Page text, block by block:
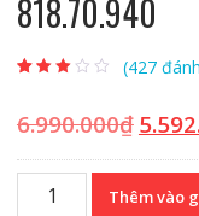
818.70.940
trênđánh
giá
(427
6.990.000₫ Giá
là:
Thêm vào